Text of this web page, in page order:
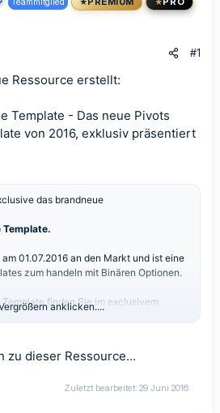
#1
Ressource erstellt:
Template - Das neue Pivots
von 2016, exklusiv präsentiert
das brandneue
01.07.2016 an den Markt und ist eine
zum handeln mit Binären Optionen.
finden Sie im exclusivem
Übung sollten gute Trades möglich
wenn man man konsequent nach
anklicken....
zu dieser Ressource...
Zuletzt bearbeitet: 29 Juni 2016